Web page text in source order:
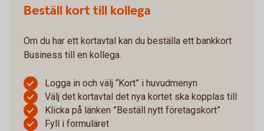
Beställ kort till kollega
Om du har ett kortavtal kan du beställa ett bankkort
Business till en kollega.
Logga in och välj “Kort” i huvudmenyn
Välj det kortavtal det nya kortet ska kopplas till
Klicka på länken ”Beställ nytt företagskort”
Fyll i formuläret